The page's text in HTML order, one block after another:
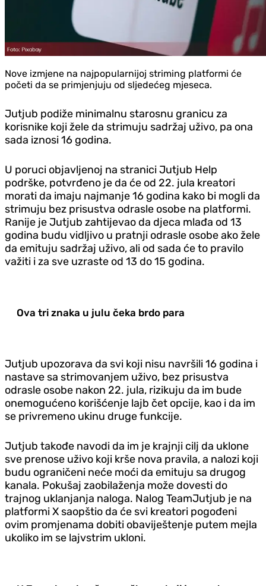
Nove izmjene na najpopularnijoj striming platformi će
početi da se primjenjuju od sljedećeg mjeseca.
Jutjub podiže minimalnu starosnu granicu za
korisnike koji žele da strimuju sadržaj uživo, pa ona
sada iznosi 16 godina.
U poruci objavljenoj na stranici Jutjub Help
podrške, potvrđeno je da će od 22. jula kreatori
morati da imaju najmanje 16 godina kako bi mogli da
strimuju bez prisustva odrasle osobe na platformi.
Ranije je Jutjub zahtijevao da djeca mlađa od 13
godina budu vidljivo u pratnji odrasle osobe ako žele
da emituju sadržaj uživo, ali od sada će to pravilo
važiti i za sve uzraste od 13 do 15 godina.
Ova tri znaka u julu čeka brdo para
Jutjub upozorava da svi koji nisu navršili 16 godina i
nastave sa strimovanjem uživo, bez prisustva
odrasle osobe nakon 22. jula, rizikuju da im bude
onemogućeno korišćenje lajb čet opcije, kao i da im
se privremeno ukinu druge funkcije.
Jutjub takođe navodi da im je krajnji cilj da uklone
sve prenose uživo koji krše nova pravila, a nalozi koji
budu ograničeni neće moći da emituju sa drugog
kanala. Pokušaj zaobilaženja može dovesti do
trajnog uklanjanja naloga. Nalog TeamJutjub je na
platformi X saopštio da će svi kreatori pogođeni
ovim promjenama dobiti obaviještenje putem mejla
ukoliko im se lajvstrim ukloni.